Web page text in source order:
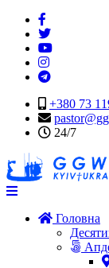
+380 73
24/7
Navigation
Головна